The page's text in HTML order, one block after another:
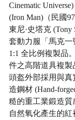
Cinematic
(Iron Man)（民國
東尼·史塔克
套動力服「馬克一
1:1 全比例複製品
件之高階道具複製
頭盔外部採用與
造鋼材 (Hand-
糙的重工業鍛造質
自然氧化產生的